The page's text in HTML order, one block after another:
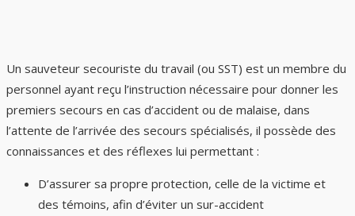
Un sauveteur secouriste du travail (ou SST) est un membre du
personnel ayant reçu l’instruction nécessaire pour donner les
premiers secours en cas d’accident ou de malaise, dans
l’attente de l’arrivée des secours spécialisés, il possède des
connaissances et des réflexes lui permettant :
D’assurer sa propre protection, celle de la victime et
des témoins, afin d’éviter un sur-accident